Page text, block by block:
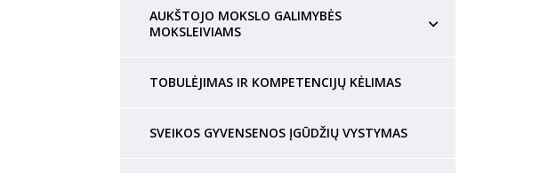
AUKŠTOJO MOKSLO GALIMYBĖS
MOKSLEIVIAMS
TOBULĖJIMAS IR KOMPETENCIJŲ KĖLIMAS
SVEIKOS GYVENSENOS ĮGŪDŽIŲ VYSTYMAS